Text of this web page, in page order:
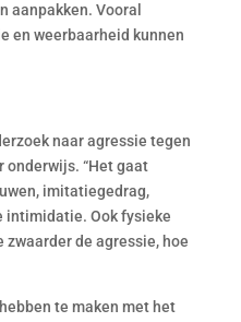
aanpakken. Vooral
en weerbaarheid kunnen
naar agressie tegen
onderwijs. “Het gaat
imitatiegedrag,
intimidatie. Ook fysieke
zwaarder de agressie, hoe
te maken met het